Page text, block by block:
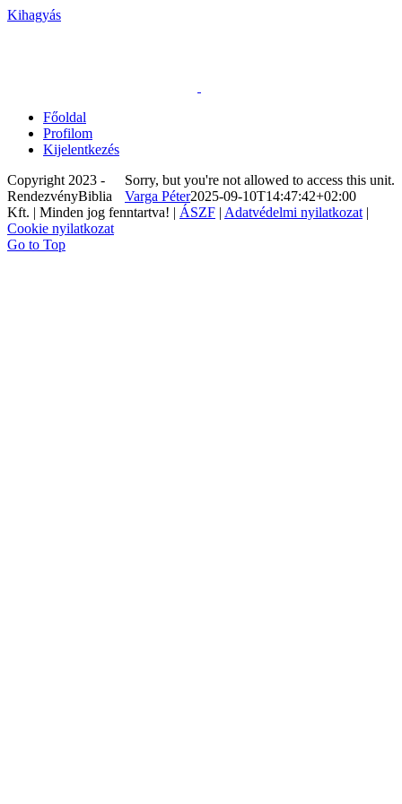
Kihagyás
Főoldal
Profilom
Kijelentkezés
Sorry, but you're not allowed to access this unit.
Varga Péter2025-09-10T14:47:42+02:00
Copyright 2023 -
RendezvényBiblia
Kft. | Minden jog fenntartva! | ÁSZF | Adatvédelmi nyilatkozat |
Cookie nyilatkozat
Go to Top